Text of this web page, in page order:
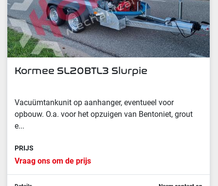
Kormee SL20BTL3 Slurpie
Vacuümtankunit op aanhanger, eventueel voor
opbouw. O.a. voor het opzuigen van Bentoniet, grout
e...
PRIJS
Vraag ons om de prijs